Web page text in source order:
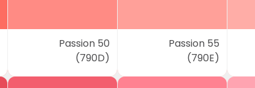
Passion 50
(790D)
Passion 55
(790E)